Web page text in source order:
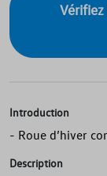
Introduction
- Roue d’hiver
Description